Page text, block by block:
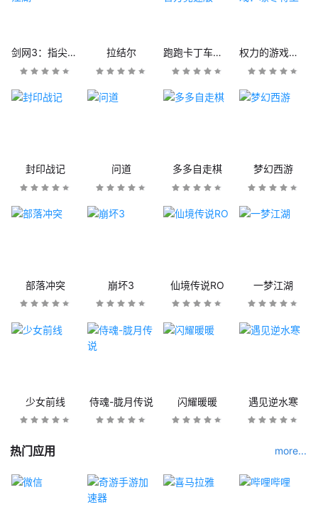
剑网3：指尖江湖 拉结尔 跑跑卡丁车官方竞速版 权力的游戏：凛冬将至
封印战记 问道 多多自走棋 梦幻西游
部落冲突 崩坏3 仙境传说RO 一梦江湖
少女前线 侍魂-胧月传说 闪耀暖暖 遇见逆水寒
热门应用 more...